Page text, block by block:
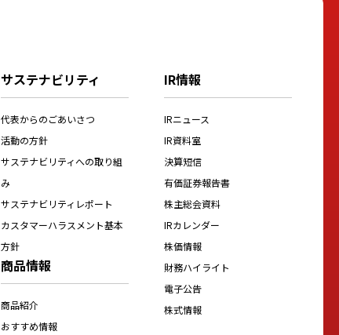
サステナビリティ
代表からのごあいさつ
活動の方針
サステナビリティへの取り組
み
サステナビリティレポート
カスタマーハラスメント基本
方針
商品情報
商品紹介
おすすめ情報
IR情報
IRニュース
IR資料室
決算短信
有価証券報告書
株主総会資料
IRカレンダー
株価情報
財務ハイライト
電子公告
株式情報